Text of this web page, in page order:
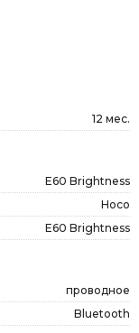
12 мес.
E60 Brightness
Hoco
E60 Brightness
проводное
Bluetooth